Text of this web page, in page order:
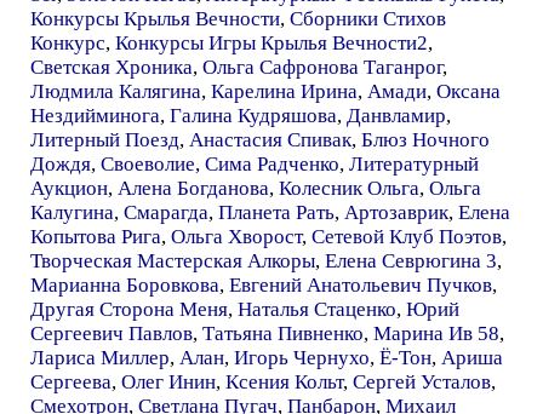
Конкурсы Крылья Вечности, Сборники Стихов
Конкурс, Конкурсы Игры Крылья Вечности2,
Светская Хроника, Ольга Сафронова Таганрог,
Людмила Калягина, Карелина Ирина, Амади, Оксана
Нездийминога, Галина Кудряшова, Данвламир,
Литерный Поезд, Анастасия Спивак, Блюз Ночного
Дождя, Своеволие, Сима Радченко, Литературный
Аукцион, Алена Богданова, Колесник Ольга, Ольга
Калугина, Смарагда, Планета Рать, Артозаврик, Елена
Копытова Рига, Ольга Хворост, Сетевой Клуб Поэтов,
Творческая Мастерская Алкоры, Елена Севрюгина 3,
Марианна Боровкова, Евгений Анатольевич Пучков,
Другая Сторона Меня, Наталья Стаценко, Юрий
Сергеевич Павлов, Татьяна Пивненко, Марина Ив 58,
Лариса Миллер, Алан, Игорь Чернухо, Ё-Тон, Ариша
Сергеева, Олег Инин, Ксения Кольт, Сергей Усталов,
Смехотрон, Светлана Пугач, Панбарон, Михаил